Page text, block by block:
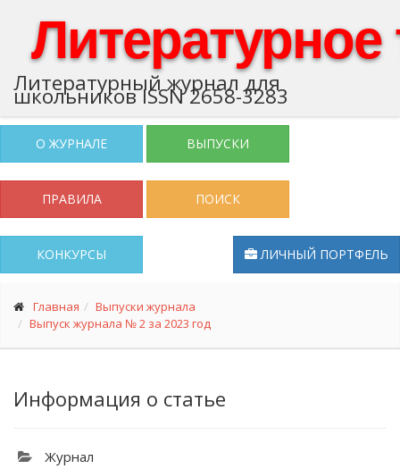
Литературный журнал для
школьников ISSN 2658-3283
О ЖУРНАЛЕ ВЫПУСКИ
ПРАВИЛА ПОИСК
КОНКУРСЫ ЛИЧНЫЙ ПОРТФЕЛЬ
Главная
Выпуски журнала
Выпуск журнала № 2 за 2023 год
Информация о статье
Журнал